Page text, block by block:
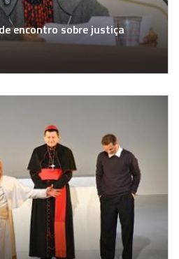
encontro sobre justiça